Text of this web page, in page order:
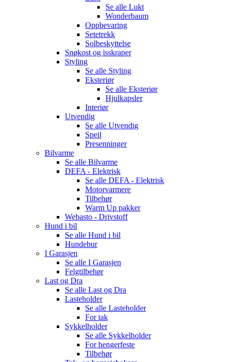
Se alle Lukt
Wonderbaum
Oppbevaring
Setetrekk
Solbeskyttelse
Snøkost og isskraper
Styling
Se alle Styling
Eksteriør
Se alle Eksteriør
Hjulkapsler
Interiør
Utvendig
Se alle Utvendig
Speil
Presenninger
Bilvarme
Se alle Bilvarme
DEFA - Elektrisk
Se alle DEFA - Elektrisk
Motorvarmere
Tilbehør
Warm Up pakker
Webasto - Drivstoff
Hund i bil
Se alle Hund i bil
Hundebur
I Garasjen
Se alle I Garasjen
Felgtilbehør
Last og Dra
Se alle Last og Dra
Lasteholder
Se alle Lasteholder
For tak
Sykkelholder
Se alle Sykkelholder
For hengerfeste
Tilbehør